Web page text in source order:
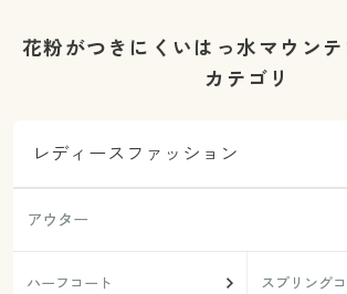
花粉がつきにくいはっ水マウン
カテゴリ
レディースファッション
アウター
ハーフコート スプリング